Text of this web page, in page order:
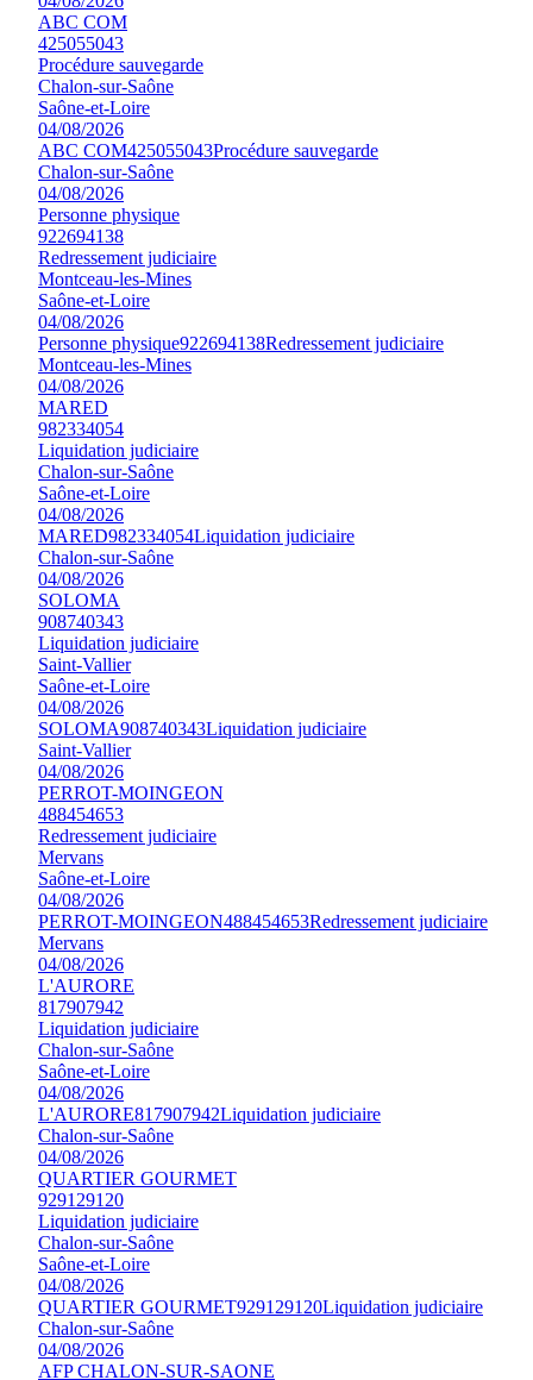
ABC COM
425055043
Procédure sauvegarde
Chalon-sur-Saône
Saône-et-Loire
04/08/2026
ABC COM425055043Procédure sauvegarde
Chalon-sur-Saône
04/08/2026
Personne physique
922694138
Redressement judiciaire
Montceau-les-Mines
Saône-et-Loire
04/08/2026
Personne physique922694138Redressement judiciaire
Montceau-les-Mines
04/08/2026
MARED
982334054
Liquidation judiciaire
Chalon-sur-Saône
Saône-et-Loire
04/08/2026
MARED982334054Liquidation judiciaire
Chalon-sur-Saône
04/08/2026
SOLOMA
908740343
Liquidation judiciaire
Saint-Vallier
Saône-et-Loire
04/08/2026
SOLOMA908740343Liquidation judiciaire
Saint-Vallier
04/08/2026
PERROT-MOINGEON
488454653
Redressement judiciaire
Mervans
Saône-et-Loire
04/08/2026
PERROT-MOINGEON488454653Redressement judiciaire
Mervans
04/08/2026
L'AURORE
817907942
Liquidation judiciaire
Chalon-sur-Saône
Saône-et-Loire
04/08/2026
L'AURORE817907942Liquidation judiciaire
Chalon-sur-Saône
04/08/2026
QUARTIER GOURMET
929129120
Liquidation judiciaire
Chalon-sur-Saône
Saône-et-Loire
04/08/2026
QUARTIER GOURMET929129120Liquidation judiciaire
Chalon-sur-Saône
04/08/2026
AFP CHALON-SUR-SAONE